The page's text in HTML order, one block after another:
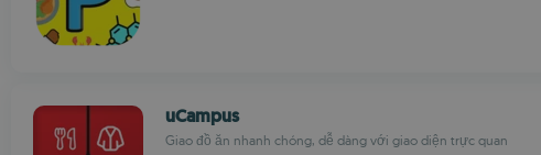
uCampus
Giao đồ ăn nhanh chóng, dễ dàng với giao diện trực quan